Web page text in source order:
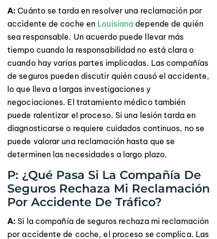
A: Cuánto se tarda en resolver una reclamación por
accidente de coche en Louisiana depende de quién
sea responsable. Un acuerdo puede llevar más
tiempo cuando la responsabilidad no está clara o
cuando hay varias partes implicadas. Las compañías
de seguros pueden discutir quién causó el accidente,
lo que lleva a largas investigaciones y
negociaciones. El tratamiento médico también
puede ralentizar el proceso. Si una lesión tarda en
diagnosticarse o requiere cuidados continuos, no se
puede valorar una reclamación hasta que se
determinen las necesidades a largo plazo.
P: ¿Qué Pasa Si La Compañía De
Seguros Rechaza Mi Reclamación
Por Accidente De Tráfico?
A: Si la compañía de seguros rechaza mi reclamación
por accidente de coche, el proceso se complica. Las